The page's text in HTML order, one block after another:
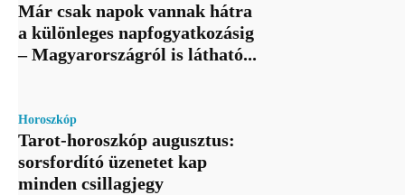
Már csak napok vannak hátra
a különleges napfogyatkozásig
– Magyarországról is látható...
Horoszkóp
Tarot-horoszkóp augusztus:
sorsfordító üzenetet kap
minden csillagjegy